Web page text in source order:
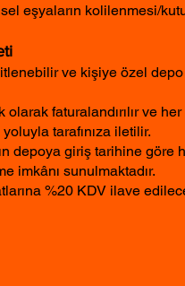
eşyaların kolilenmesi/
ve kişiye özel depo
olarak faturalandırılır ve her
tarafınıza iletilir.
depoya giriş tarihine göre
imkânı sunulmaktadır.
%20 KDV ilave